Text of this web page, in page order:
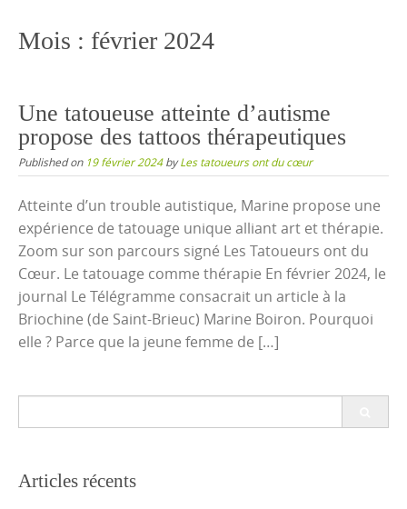
Mois : février 2024
Une tatoueuse atteinte d’autisme
propose des tattoos thérapeutiques
Published on 19 février 2024byLes tatoueurs ont du cœur
Atteinte d’un trouble autistique, Marine propose une
expérience de tatouage unique alliant art et thérapie.
Zoom sur son parcours signé Les Tatoueurs ont du
Cœur. Le tatouage comme thérapie En février 2024, le
journal Le Télégramme consacrait un article à la
Briochine (de Saint-Brieuc) Marine Boiron. Pourquoi
elle ? Parce que la jeune femme de […]
Articles récents